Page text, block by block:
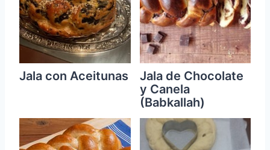
Jala con Aceitunas
Jala de Chocolate
y Canela
(Babkallah)